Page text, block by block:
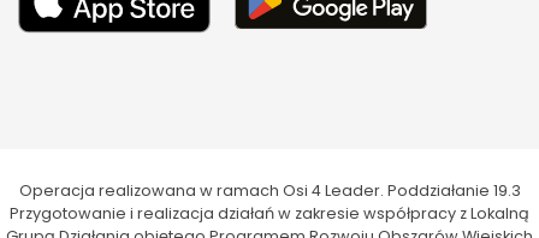
Operacja realizowana w ramach Osi 4 Leader. Poddziałanie 19.3
Przygotowanie i realizacja działań w zakresie współpracy z Lokalną